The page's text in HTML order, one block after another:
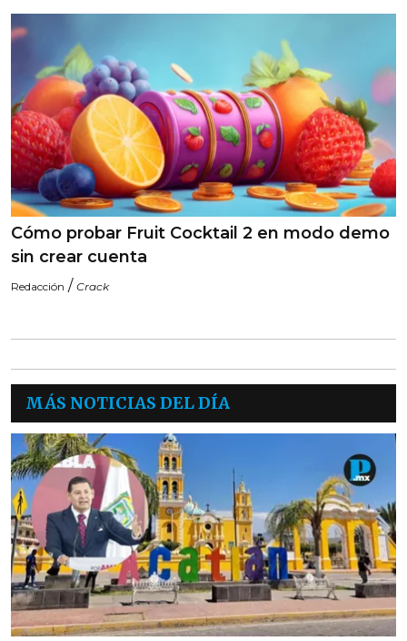
Cómo probar Fruit Cocktail 2 en modo demo
sin crear cuenta
Redacción / Crack
MÁS NOTICIAS DEL DÍA